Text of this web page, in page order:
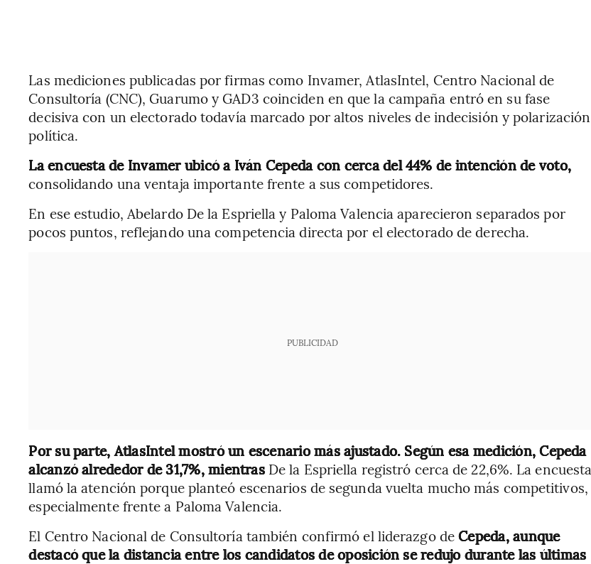
Las mediciones publicadas por firmas como Invamer, AtlasIntel, Centro Nacional de
Consultoría (CNC), Guarumo y GAD3 coinciden en que la campaña entró en su fase
decisiva con un electorado todavía marcado por altos niveles de indecisión y polarización
política.
La encuesta de Invamer ubicó a Iván Cepeda con cerca del 44% de intención de voto,
consolidando una ventaja importante frente a sus competidores.
En ese estudio, Abelardo De la Espriella y Paloma Valencia aparecieron separados por
pocos puntos, reflejando una competencia directa por el electorado de derecha.
PUBLICIDAD
Por su parte, AtlasIntel mostró un escenario más ajustado. Según esa medición, Cepeda
alcanzó alrededor de 31,7%, mientrasDe la Espriella registró cerca de 22,6%. La encuesta
llamó la atención porque planteó escenarios de segunda vuelta mucho más competitivos,
especialmente frente a Paloma Valencia.
El Centro Nacional de Consultoría también confirmó el liderazgo deCepeda, aunque
destacó que la distancia entre los candidatos de oposición se redujo durante las últimas